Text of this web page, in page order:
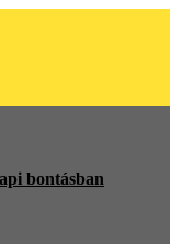
bontásban